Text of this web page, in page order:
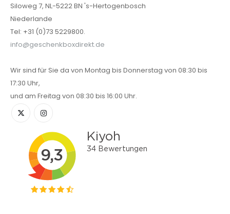
Siloweg 7, NL-5222 BN 's-Hertogenbosch
Niederlande
Tel: +31 (0)73 5229800.
info@geschenkboxdirekt.de
Wir sind für Sie da von Montag bis Donnerstag von 08:30 bis
17:30 Uhr,
und am Freitag von 08:30 bis 16:00 Uhr.